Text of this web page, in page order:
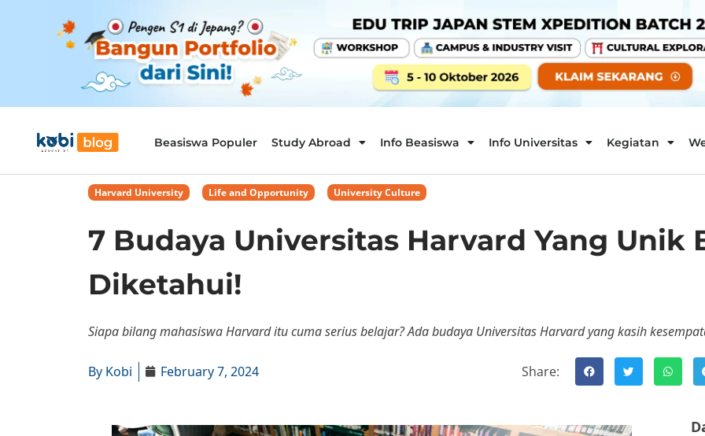
Beasiswa Populer Study Abroad Info Beasiswa Info Universitas Kegiatan
Harvard University Life and Opportunity University Culture
7 Budaya Universitas Harvard Yang Unik
Diketahui!
Siapa bilang mahasiswa Harvard itu cuma serius belajar? Ada budaya Universitas Harvard yang kasih
By Kobi February 7, 2024 Share: